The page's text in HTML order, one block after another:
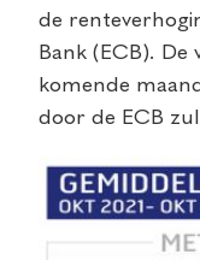
de
Bank (ECB). De
komende
door de ECB